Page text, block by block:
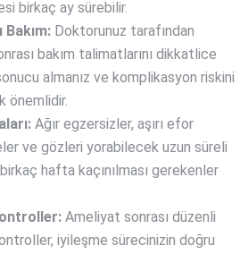
birkaç ay sürebilir.
Doktorunuz tarafından
bakım talimatlarını dikkatlice
almanız ve komplikasyon riskini
önemlidir.
Ağır egzersizler, aşırı efor
ve gözleri yorabilecek uzun süreli
hafta kaçınılması gerekenler
Ameliyat sonrası düzenli
iyileşme sürecinizin doğru